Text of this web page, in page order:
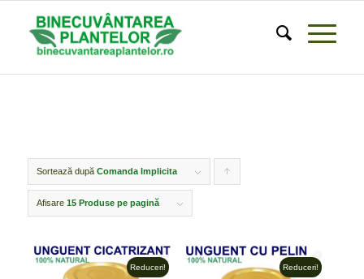
Sortează după Comanda Implicita
produselor
ordine
Afisare 15 Produse pe pagină
Reduceri! Reduceri!